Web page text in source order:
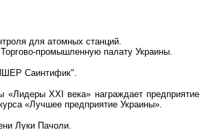
для атомных станций.
промышленную палату Украины.
Саинтифик".
XXI века» награждает предприятие
«Лучшее предприятие Украины».
Луки Пачоли.